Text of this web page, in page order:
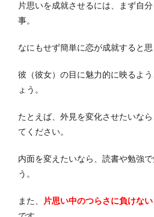
片思いを成就させるには、まず自
事。
なにもせず簡単に恋が成就すると思
彼（彼女）の目に魅力的に映るよ
ょう。
たとえば、外見を変化させたいな
てください。
内面を変えたいなら、読書や勉強
う。
また、 片思い中のつらさに負けな